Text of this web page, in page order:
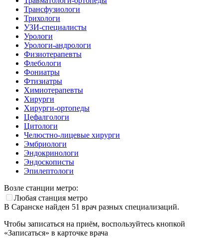
Трансфузиологи
Трихологи
УЗИ-специалисты
Урологи
Урологи-андрологи
Физиотерапевты
Флебологи
Фониатры
Фтизиатры
Химиотерапевты
Хирурги
Хирурги-ортопеды
Цефалгологи
Цитологи
Челюстно-лицевые хирурги
Эмбриологи
Эндокринологи
Эндоскописты
Эпилептологи
Возле станции метро:
Любая станция метро
В Саранске найден 51 врач разных специализаций.
Чтобы записаться на приём, воспользуйтесь кнопкой
«Записаться» в карточке врача